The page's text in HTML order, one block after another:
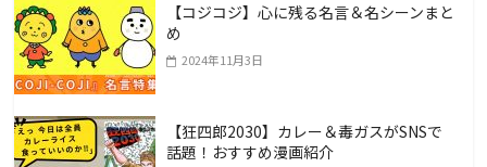
【コジコジ】心に残る名言＆名シーンまと
め
2024年11月3日
【狂四郎2030】カレー＆毒ガスがSNSで
話題！おすすめ漫画紹介